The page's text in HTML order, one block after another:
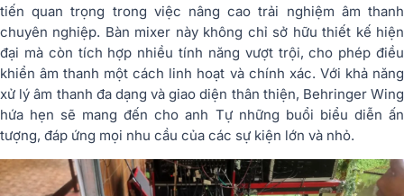
tiến quan trọng trong việc nâng cao trải nghiệm âm thanh
chuyên nghiệp. Bàn mixer này không chỉ sở hữu thiết kế hiện
đại mà còn tích hợp nhiều tính năng vượt trội, cho phép điều
khiển âm thanh một cách linh hoạt và chính xác. Với khả năng
xử lý âm thanh đa dạng và giao diện thân thiện, Behringer Wing
hứa hẹn sẽ mang đến cho anh Tự những buổi biểu diễn ấn
tượng, đáp ứng mọi nhu cầu của các sự kiện lớn và nhỏ.